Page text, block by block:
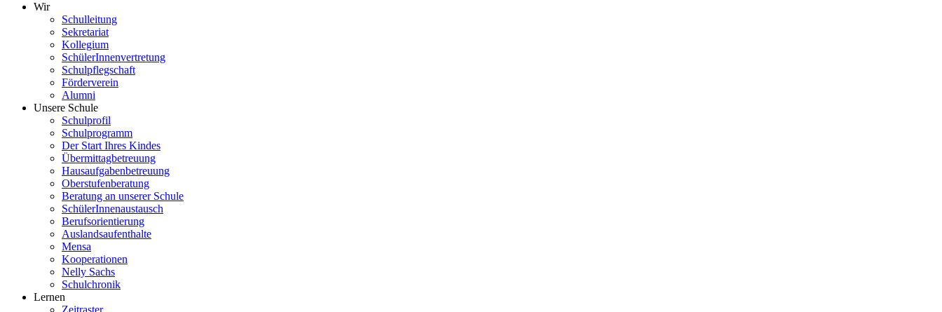
Wir
Schulleitung
Sekretariat
Kollegium
SchülerInnenvertretung
Schulpflegschaft
Förderverein
Alumni
Unsere Schule
Schulprofil
Schulprogramm
Der Start Ihres Kindes
Übermittagbetreuung
Hausaufgabenbetreuung
Oberstufenberatung
Beratung an unserer Schule
SchülerInnenaustausch
Berufsorientierung
Auslandsaufenthalte
Mensa
Kooperationen
Nelly Sachs
Schulchronik
Lernen
Zeitraster